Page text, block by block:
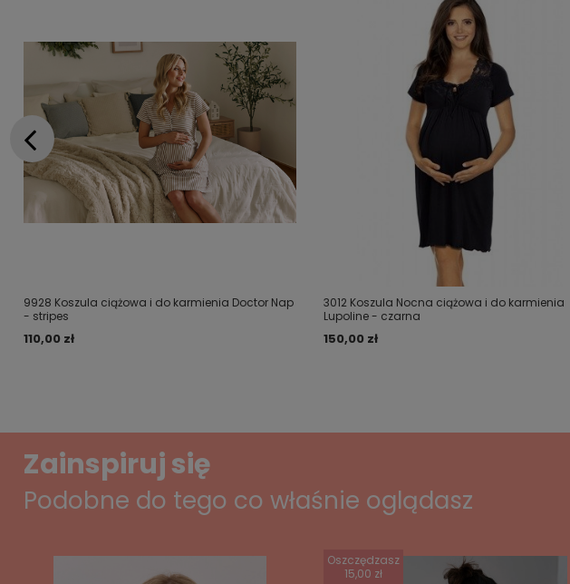
9928 Koszula ciążowa i do karmienia Doctor Nap
- stripes
110,00 zł
3012 Koszula Nocna ciążowa i do karmienia
Lupoline - czarna
150,00 zł
Zainspiruj się
Podobne do tego co właśnie oglądasz
Oszczędzasz
15,00 zł